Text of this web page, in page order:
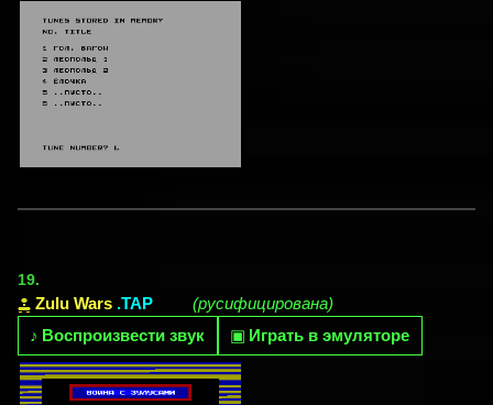
19.
Zulu Wars .TAP
(русифицирована)
♪ Воспроизвести звук ▣ Играть в эмуляторе